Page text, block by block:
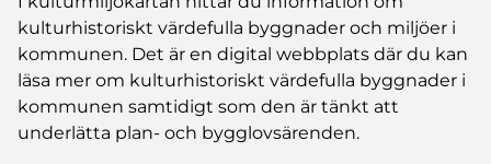
kulturhistoriskt värdefulla byggnader och miljöer i
kommunen. Det är en digital webbplats där du kan
läsa mer om kulturhistoriskt värdefulla byggnader i
kommunen samtidigt som den är tänkt att
underlätta plan- och bygglovsärenden.